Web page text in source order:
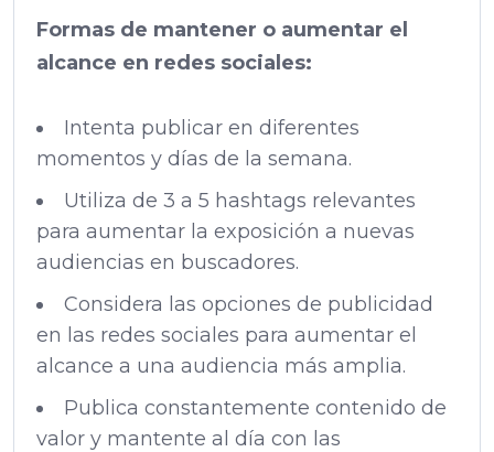
Formas de mantener o aumentar el
alcance en redes sociales:
Intenta publicar en diferentes
momentos y días de la semana.
Utiliza de 3 a 5 hashtags relevantes
para aumentar la exposición a nuevas
audiencias en buscadores.
Considera las opciones de publicidad
en las redes sociales para aumentar el
alcance a una audiencia más amplia.
Publica constantemente contenido de
valor y mantente al día con las